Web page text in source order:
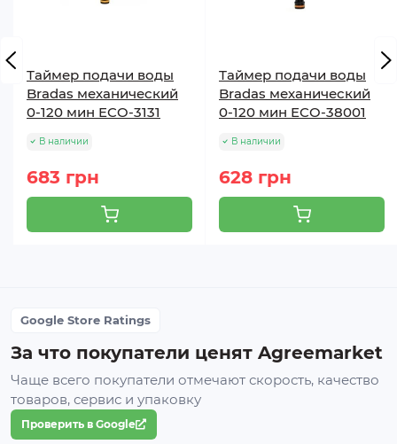
Таймер подачи воды
Bradas механический
0-120 мин ECO-3131
В наличии
683 грн
Таймер подачи воды
Bradas механический
0-120 мин ECO-38001
В наличии
628 грн
Google Store Ratings
За что покупатели ценят Agreemarket
Чаще всего покупатели отмечают скорость, качество
товаров, сервис и упаковку
Проверить в Google